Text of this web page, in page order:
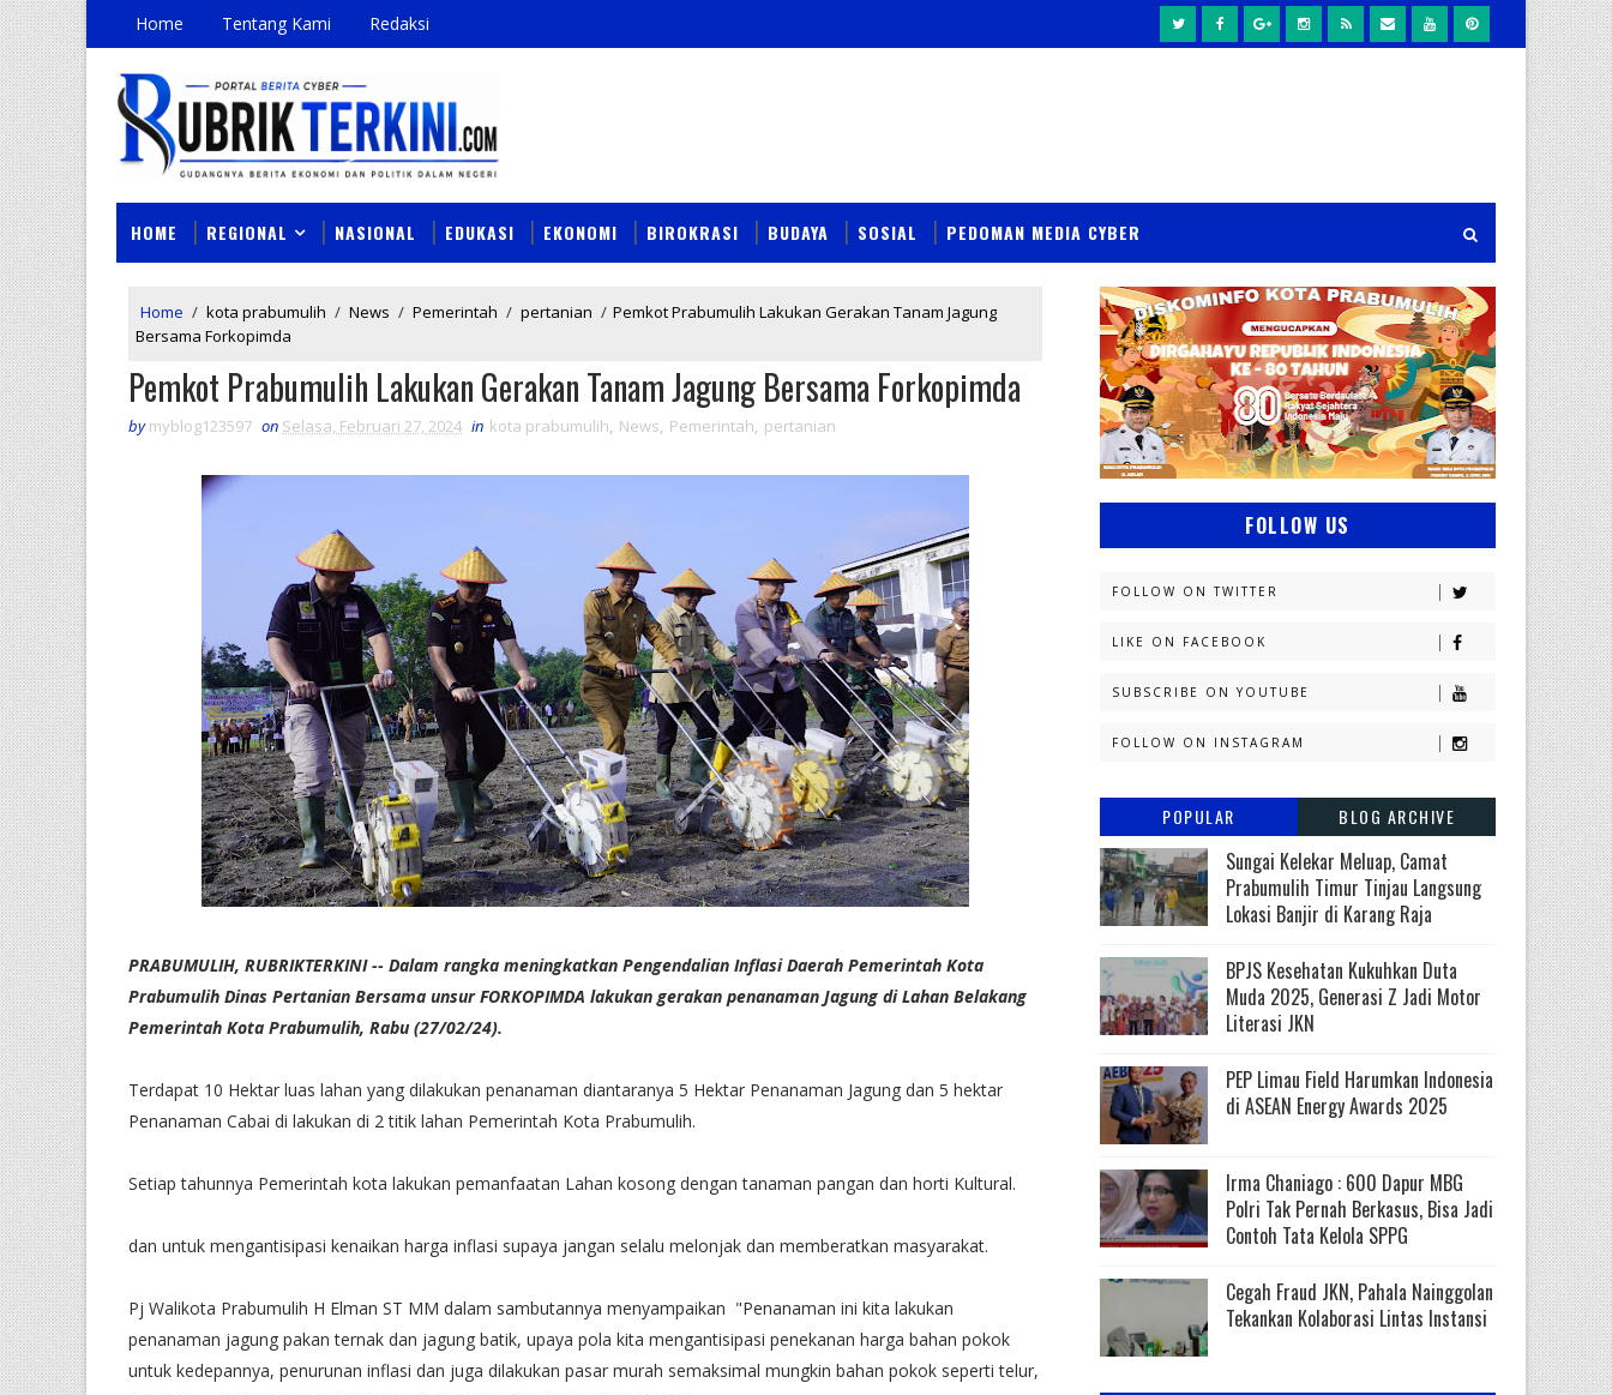
Home Tentang Kami Redaksi
HOME REGIONAL NASIONAL EDUKASI EKONOMI BIROKRASI BUDAYA SOSIAL PEDOMAN MEDIA CYBER
Home / kota prabumulih / News / Pemerintah / pertanian / Pemkot Prabumulih Lakukan Gerakan Tanam Jagung
Bersama Forkopimda
Pemkot Prabumulih Lakukan Gerakan Tanam Jagung Bersama Forkopimda
by myblog123597 on Selasa, Februari 27, 2024 in kota prabumulih, News, Pemerintah, pertanian
PRABUMULIH, RUBRIKTERKINI -- Dalam rangka meningkatkan Pengendalian Inflasi Daerah Pemerintah Kota
Prabumulih Dinas Pertanian Bersama unsur FORKOPIMDA lakukan gerakan penanaman Jagung di Lahan Belakang
Pemerintah Kota Prabumulih, Rabu (27/02/24).
Terdapat 10 Hektar luas lahan yang dilakukan penanaman diantaranya 5 Hektar Penanaman Jagung dan 5 hektar
Penanaman Cabai di lakukan di 2 titik lahan Pemerintah Kota Prabumulih.
Setiap tahunnya Pemerintah kota lakukan pemanfaatan Lahan kosong dengan tanaman pangan dan horti Kultural.
dan untuk mengantisipasi kenaikan harga inflasi supaya jangan selalu melonjak dan memberatkan masyarakat.
Pj Walikota Prabumulih H Elman ST MM dalam sambutannya menyampaikan "Penanaman ini kita lakukan
penanaman jagung pakan ternak dan jagung batik, upaya pola kita mengantisipasi penekanan harga bahan pokok
untuk kedepannya, penurunan inflasi dan juga dilakukan pasar murah semaksimal mungkin bahan pokok seperti telur,
FOLLOW US
FOLLOW ON TWITTER
LIKE ON FACEBOOK
SUBSCRIBE ON YOUTUBE
FOLLOW ON INSTAGRAM
POPULAR BLOG ARCHIVE
Sungai Kelekar Meluap, Camat
Prabumulih Timur Tinjau Langsung
Lokasi Banjir di Karang Raja
BPJS Kesehatan Kukuhkan Duta
Muda 2025, Generasi Z Jadi Motor
Literasi JKN
PEP Limau Field Harumkan Indonesia
di ASEAN Energy Awards 2025
Irma Chaniago : 600 Dapur MBG
Polri Tak Pernah Berkasus, Bisa Jadi
Contoh Tata Kelola SPPG
Cegah Fraud JKN, Pahala Nainggolan
Tekankan Kolaborasi Lintas Instansi